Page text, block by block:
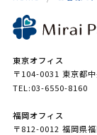
東京オフィス
〒104-0031 東京都
TEL:03-6550-8160
福岡オフィス
〒812-0012 福岡県